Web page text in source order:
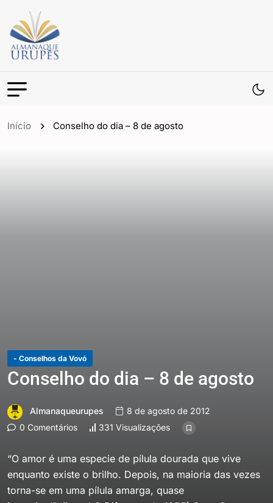
Início Conselho do dia – 8 de agosto
- Conselhos da Vovó
Conselho do dia – 8 de agosto
Almanaqueurupes
8 de agosto de 2012
0 Comentários
331 Visualizações
“O amor é uma especie de pílula dourada que vive
enquanto existe o brilho. Depois, na maioria das vezes
torna-se em uma pílula amarga, quase